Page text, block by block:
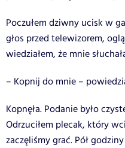
Poczułem dziwny ucisk w
głos przed telewizorem,
wiedziałem, że mnie
– Kopnij do mnie –
Kopnęła. Podanie było
Odrzuciłem plecak, który
zaczęliśmy grać. Pół